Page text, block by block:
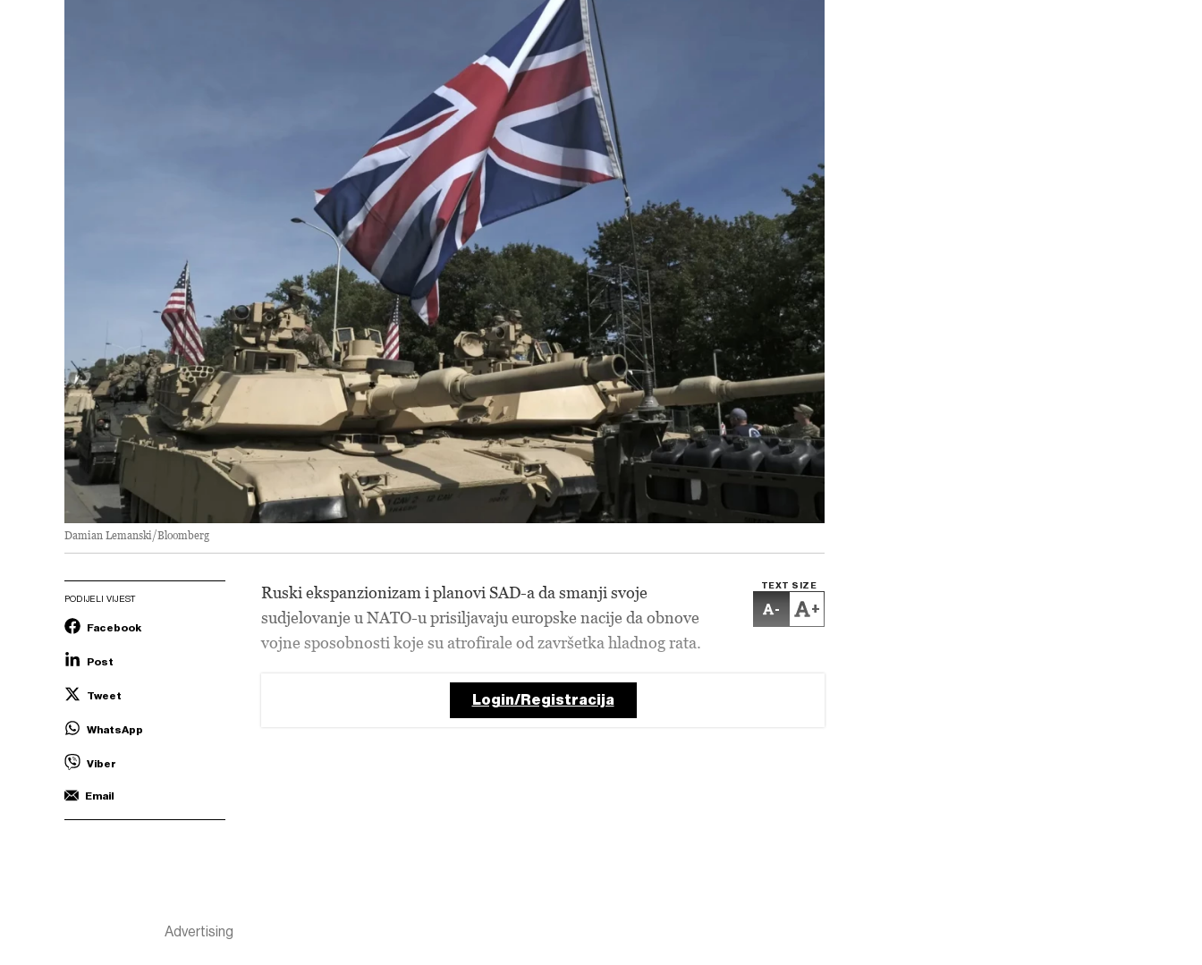
Damian Lemanski/Bloomberg
PODIJELI VIJEST
Facebook
Post
Tweet
WhatsApp
Viber
Email
TEXT SIZE
- +
Ruski ekspanzionizam i planovi SAD-a da smanji svoje
sudjelovanje u NATO-u prisiljavaju europske nacije da obnove
vojne sposobnosti koje su atrofirale od završetka hladnog rata.
Login/Registracija